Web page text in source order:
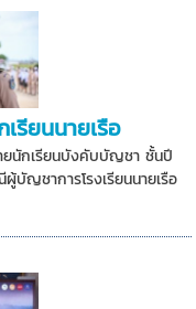
รียนนายเรือ
ยนักเรียนบังคับบัญชา ชั้นปี
ญชาการโรงเรียนนายเรือ